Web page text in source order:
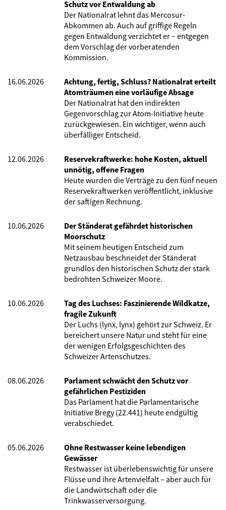
Schutz vor Entwaldung ab
Der Nationalrat lehnt das Mercosur-
Abkommen ab. Auch auf griffige Regeln
gegen Entwaldung verzichtet er – entgegen
dem Vorschlag der vorberatenden
Kommission.
16.06.2026
Achtung, fertig, Schluss? Nationalrat erteilt
Atomträumen eine vorläufige Absage
Der Nationalrat hat den indirekten
Gegenvorschlag zur Atom-Initiative heute
zurückgewiesen. Ein wichtiger, wenn auch
überfälliger Entscheid.
12.06.2026
Reservekraftwerke: hohe Kosten, aktuell
unnötig, offene Fragen
Heute wurden die Verträge zu den fünf neuen
Reservekraftwerken veröffentlicht, inklusive
der saftigen Rechnung.
10.06.2026
Der Ständerat gefährdet historischen
Moorschutz
Mit seinem heutigen Entscheid zum
Netzausbau beschneidet der Ständerat
grundlos den historischen Schutz der stark
bedrohten Schweizer Moore.
10.06.2026
Tag des Luchses: Faszinierende Wildkatze,
fragile Zukunft
Der Luchs (lynx, lynx) gehört zur Schweiz. Er
bereichert unsere Natur und steht für eine
der wenigen Erfolgsgeschichten des
Schweizer Artenschutzes.
08.06.2026
Parlament schwächt den Schutz vor
gefährlichen Pestiziden
Das Parlament hat die Parlamentarische
Initiative Bregy (22.441) heute endgültig
verabschiedet.
05.06.2026
Ohne Restwasser keine lebendigen
Gewässer
Restwasser ist überlebenswichtig für unsere
Flüsse und ihre Artenvielfalt – aber auch für
die Landwirtschaft oder die
Trinkwasserversorgung.